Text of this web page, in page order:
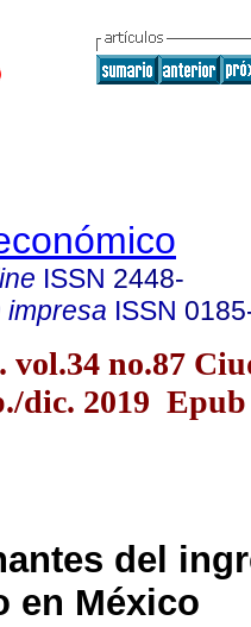
ISSN 2448-
impresa ISSN
vol.34 no.87
dic. 2019
del
en México